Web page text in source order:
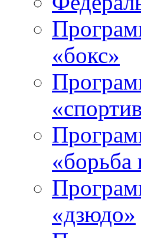
«бокс»
«борьба
«дзюдо»